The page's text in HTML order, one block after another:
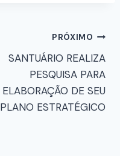
PRÓXIMO
SANTUÁRIO REALIZA
PESQUISA PARA
ELABORAÇÃO DE SEU
PLANO ESTRATÉGICO